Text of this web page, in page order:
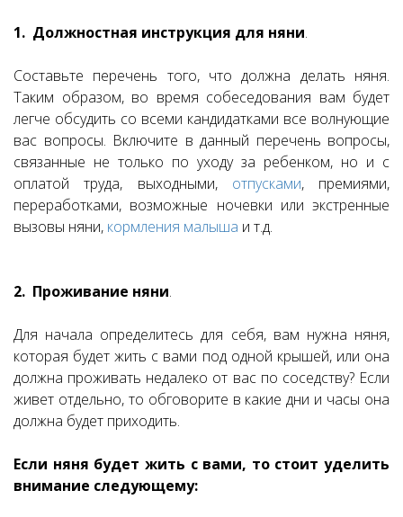
1. Должностная инструкция для няни.
Составьте перечень того, что должна делать няня.
Таким образом, во время собеседования вам будет
легче обсудить со всеми кандидатками все волнующие
вас вопросы. Включите в данный перечень вопросы,
связанные не только по уходу за ребенком, но и с
оплатой труда, выходными, отпусками, премиями,
переработками, возможные ночевки или экстренные
вызовы няни, кормления малыша и т.д.
2. Проживание няни.
Для начала определитесь для себя, вам нужна няня,
которая будет жить с вами под одной крышей, или она
должна проживать недалеко от вас по соседству? Если
живет отдельно, то обговорите в какие дни и часы она
должна будет приходить.
Если няня будет жить с вами, то стоит уделить
внимание следующему: